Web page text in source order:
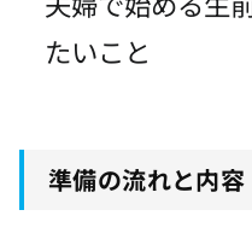
たいこと
準備の流れと内容